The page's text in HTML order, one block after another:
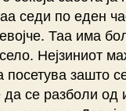
седи по еден
Таа има
Нејзиниот
посетува зашто
се разболи од